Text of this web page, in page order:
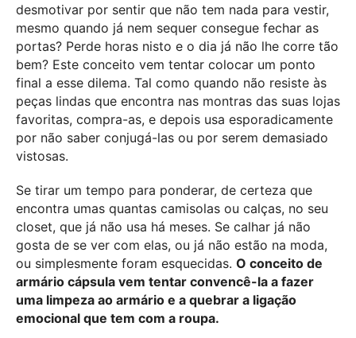
desmotivar por sentir que não tem nada para vestir,
mesmo quando já nem sequer consegue fechar as
portas? Perde horas nisto e o dia já não lhe corre tão
bem? Este conceito vem tentar colocar um ponto
final a esse dilema. Tal como quando não resiste às
peças lindas que encontra nas montras das suas lojas
favoritas, compra-as, e depois usa esporadicamente
por não saber conjugá-las ou por serem demasiado
vistosas.
Se tirar um tempo para ponderar, de certeza que
encontra umas quantas camisolas ou calças, no seu
closet, que já não usa há meses. Se calhar já não
gosta de se ver com elas, ou já não estão na moda,
ou simplesmente foram esquecidas. O conceito de
armário cápsula vem tentar convencê-la a fazer
uma limpeza ao armário e a quebrar a ligação
emocional que tem com a roupa.